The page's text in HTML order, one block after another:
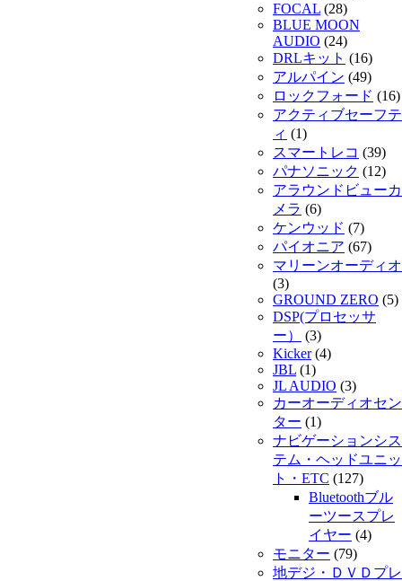
FOCAL (28)
BLUE MOON
AUDIO (24)
DRLキット (16)
アルパイン (49)
ロックフォード (16)
アクティブセーフテ
ィ (1)
スマートレコ (39)
パナソニック (12)
アラウンドビューカ
メラ (6)
ケンウッド (7)
パイオニア (67)
マリーンオーディオ
(3)
GROUND ZERO (5)
DSP(プロセッサ
ー）
(3)
Kicker(4)
JBL (1)
JL AUDIO (3)
カーオーディオセン
ター (1)
ナビゲーションシス
テム・ヘッドユニッ
ト・ETC (127)
Bluetoothブル
ーツースプレ
イヤー (4)
モニター (79)
地デジ・ＤＶＤプレ